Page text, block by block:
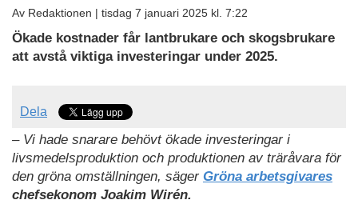
Av Redaktionen | tisdag 7 januari 2025 kl. 7:22
Ökade kostnader får lantbrukare och skogsbrukare
att avstå viktiga investeringar under 2025.
Dela
– Vi hade snarare behövt ökade investeringar i
livsmedelsproduktion och produktionen av träråvara för
den gröna omställningen, säger Gröna arbetsgivares
chefsekonom Joakim Wirén.